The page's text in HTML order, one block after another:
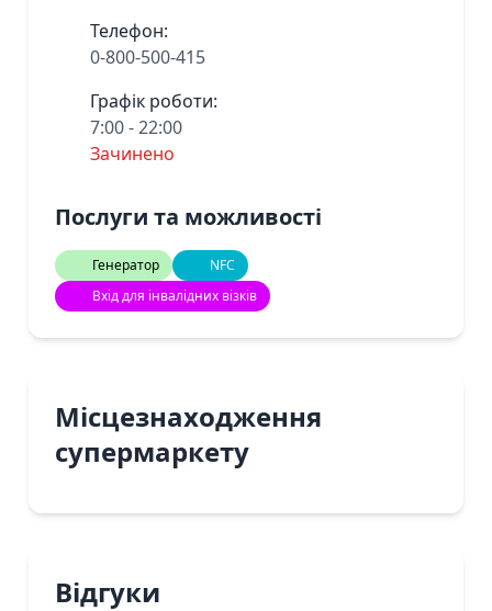
Телефон:
0-800-500-415
Графік роботи:
7:00 - 22:00
Зачинено
Послуги та можливості
Генератор
NFC
Вхід для інвалідних візків
Місцезнаходження
супермаркету
Відгуки